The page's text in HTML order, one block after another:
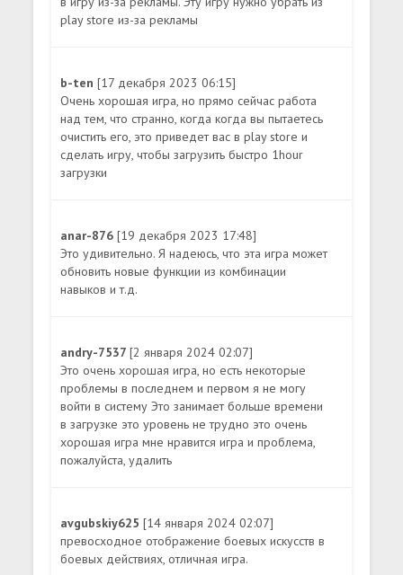
play store из-за рекламы
b-ten[17 декабря 2023 06:15]
Очень хорошая игра, но прямо сейчас работа
над тем, что странно, когда когда вы пытаетесь
очистить его, это приведет вас в play store и
сделать игру, чтобы загрузить быстро 1hour
загрузки
anar-876[19 декабря 2023 17:48]
Это удивительно. Я надеюсь, что эта игра может
обновить новые функции из комбинации
навыков и т.д.
andry-7537[2 января 2024 02:07]
Это очень хорошая игра, но есть некоторые
проблемы в последнем и первом я не могу
войти в систему Это занимает больше времени
в загрузке это уровень не трудно это очень
хорошая игра мне нравится игра и проблема,
пожалуйста, удалить
avgubskiy625[14 января 2024 02:07]
превосходное отображение боевых искусств в
боевых действиях, отличная игра.